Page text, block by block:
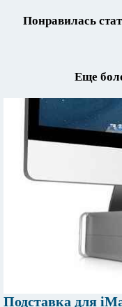
Понравилась
Еще
Подставка для